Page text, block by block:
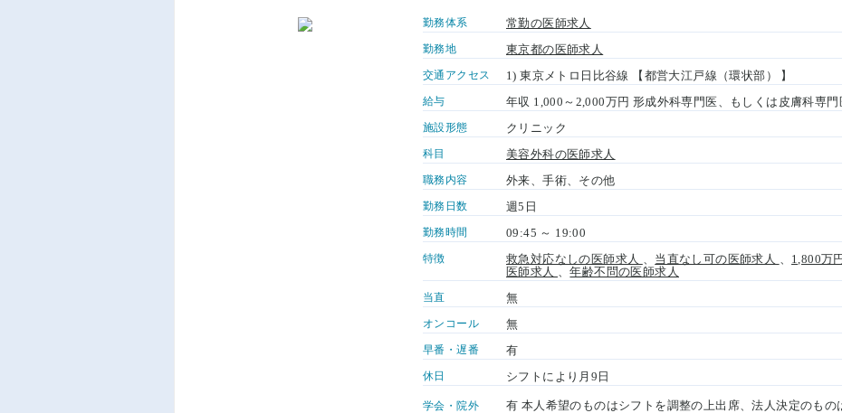
勤務体系 常勤の医師求人
勤務地 東京都の医師求人
交通アクセス 1) 東京メトロ日比谷線 【都営大江戸線（環状部） 】
給与 年収 1,000～2,000万円 形成外科専門医、もしくは皮膚科専
施設形態 クリニック
科目 美容外科の医師求人
職務内容 外来、手術、その他
勤務日数 週5日
勤務時間 09:45 ～ 19:00
特徴 救急対応なしの医師求人 、 当直なし可の医師求人 、 1,800万
医師求人 、年齢不問の医師求人
当直 無
オンコール 無
早番・遅番 有
休日 シフトにより月9日
学会・院外
有 本人希望のものはシフトを調整の上出席、法人決定のもの